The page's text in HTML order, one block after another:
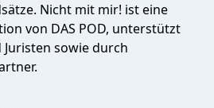
Nicht mit mir! ist eine
von DAS POD, unterstützt
sowie durch